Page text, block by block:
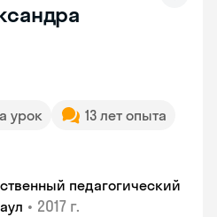
урок
13 лет опыта
педагогический
• 2017 г.